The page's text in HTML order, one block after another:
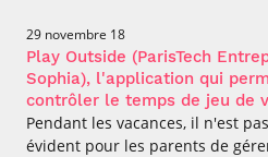
29 novembre 18
Play Outside (ParisTech
Sophia), l'application qui
contrôler le temps de jeu de
Pendant les vacances, il n'est
évident pour les parents de